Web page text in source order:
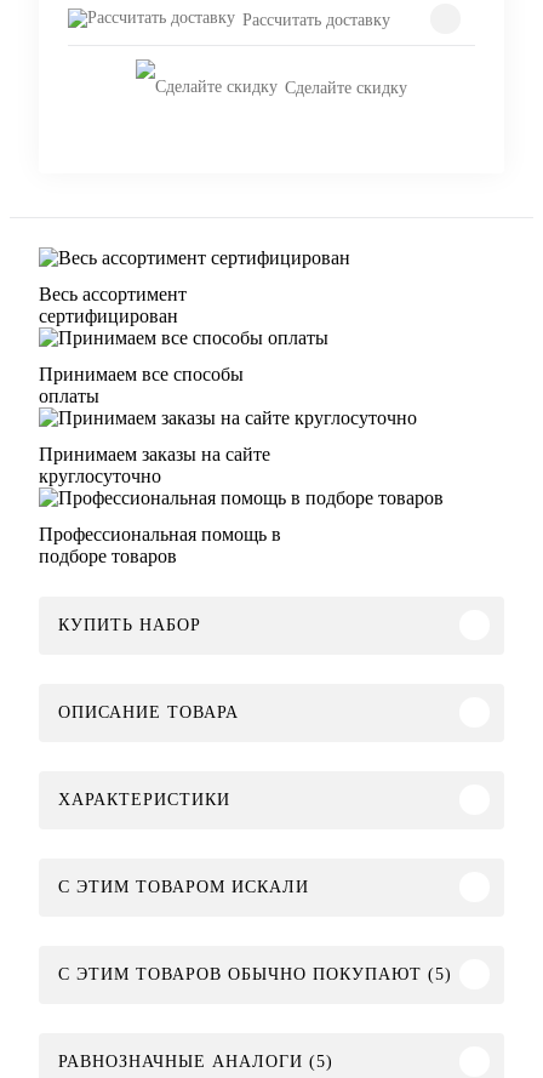
Рассчитать доставку
Сделайте скидку
Весь ассортимент
сертифицирован
Принимаем все способы
оплаты
Принимаем заказы на сайте
круглосуточно
Профессиональная помощь в
подборе товаров
КУПИТЬ НАБОР
ОПИСАНИЕ ТОВАРА
ХАРАКТЕРИСТИКИ
C ЭТИМ ТОВАРОМ ИСКАЛИ
С ЭТИМ ТОВАРОВ ОБЫЧНО ПОКУПАЮТ (5)
РАВНОЗНАЧНЫЕ АНАЛОГИ (5)